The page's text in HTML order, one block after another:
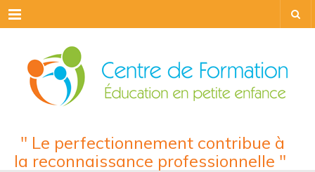
Menu
" Le perfectionnement contribue à
la reconnaissance professionnelle "